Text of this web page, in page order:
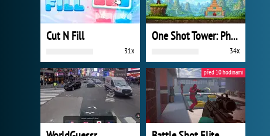
Cut N Fill
31x
One Shot Tower: Physics Destroyer
34x
před 10 hodinami